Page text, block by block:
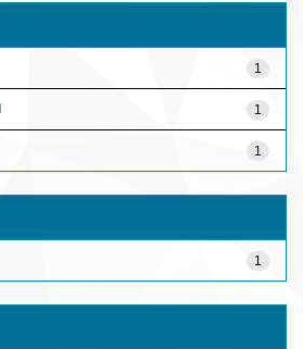
1
1
1
1